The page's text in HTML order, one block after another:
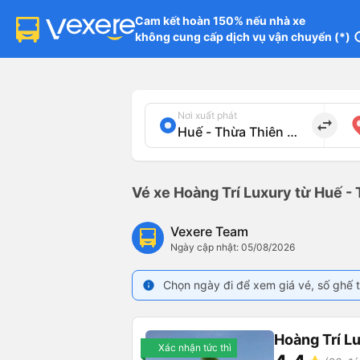
Cam kết hoàn 150% nếu nhà xe
không cung cấp dịch vụ vận chuyển (*)
Nơi xuất phát
import_export
Vé xe Hoàng Trí Luxury từ Huế -
Vexere Team
Ngày cập nhật: 05/08/2026
info Chọn ngày đi để xem giá vé, số
Xác nhận tức thì Hoàng Trí